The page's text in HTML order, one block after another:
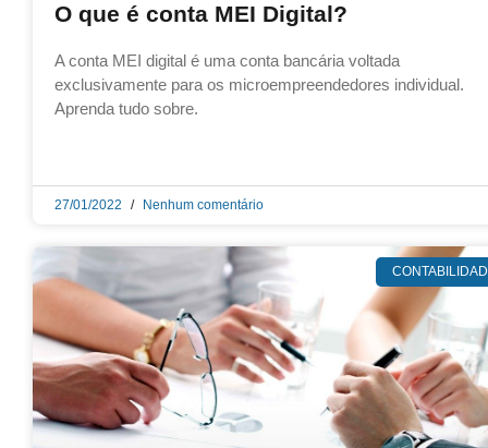
O que é conta MEI Digital?
A conta MEI digital é uma conta bancária voltada
exclusivamente para os microempreendedores individual.
Aprenda tudo sobre.
27/01/2022 Nenhum comentário